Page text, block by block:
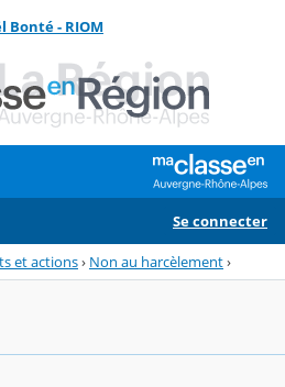
Bonté - RIOM
Se connecter
et actions› Non au harcèlement›